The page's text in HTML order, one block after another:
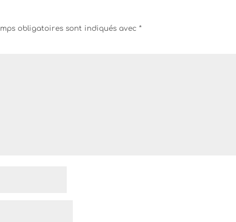
obligatoires sont indiqués avec*